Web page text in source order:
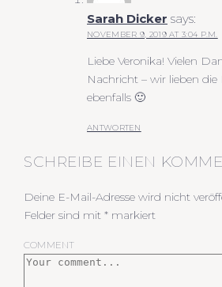
Sarah Dicker says:
NOVEMBER 9, 2019 AT 3:04 P.M.
Liebe Veronika! Vielen
Nachricht – wir lieben die
ebenfalls 🙂
ANTWORTEN
SCHREIBE EINEN
Deine E-Mail-Adresse wird nicht
Felder sind mit * markiert
COMMENT